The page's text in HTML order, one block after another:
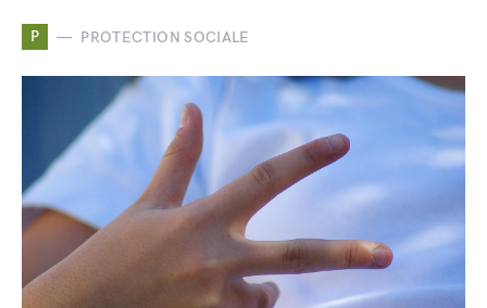
P PROTECTION SOCIALE